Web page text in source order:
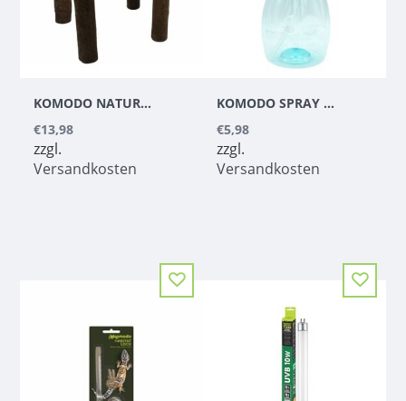
KOMODO NATURAL BASKING PLATFORM
€13,98
zzgl.
Versandkosten
KOMODO SPRAY BOTTLE 550ML
€5,98
zzgl.
Versandkosten